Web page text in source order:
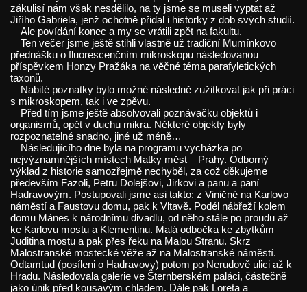
zákulisí nám však nesdělilo, na ty jsme se museli vyptat až
Jiřího Gabriela, jenž ochotně přidal i historky z dob svých studií.
Ale povídání konec a my se vrátili zpět na fakultu.
Ten večer jsme ještě stihli vlastně už tradiční Mumínkovo
přednášku o fluorescenčním mikroskopu následovanou
příspěvkem Honzy Pražáka na věčné téma parafyletických
taxonů.
Nabité poznatky bylo možné následně zužitkovat jak při práci
s mikroskopem, tak i ve zpěvu.
Před tím jsme ještě absolvovali poznávačku objektů i
organismů, opět v duchu mikra. Některé objekty byly
rozpoznatelné snadno, jiné už méně…
Následujícího dne byla na programu vycházka po
nejvýznamnějších místech Matky měst – Prahy. Odborný
výklad z historie samozřejmě nechyběl, za což děkujeme
především Fazoli, Petru Dolejšovi, Jirkovi a panu a paní
Hadravovým. Postupovali jsme asi takto: z Viničné na Karlovo
náměstí a Faustovu domu, pak k Vltavě. Podél nábřeží kolem
domu Mánes k národnímu divadlu, od něho stále po proudu až
ke Karlovu mostu a Klementinu. Malá odbočka ke zbytkům
Juditina mostu a pak přes řeku na Malou Stranu. Skrz
Malostranské mostecké věže až na Malostranské náměstí.
Odtamtud (posíleni o Hadravovy) potom po Nerudově ulici až k
Hradu. Následovala galerie ve Šternberském paláci, částečně
jako únik před kousavým chladem. Dále pak Loreta a